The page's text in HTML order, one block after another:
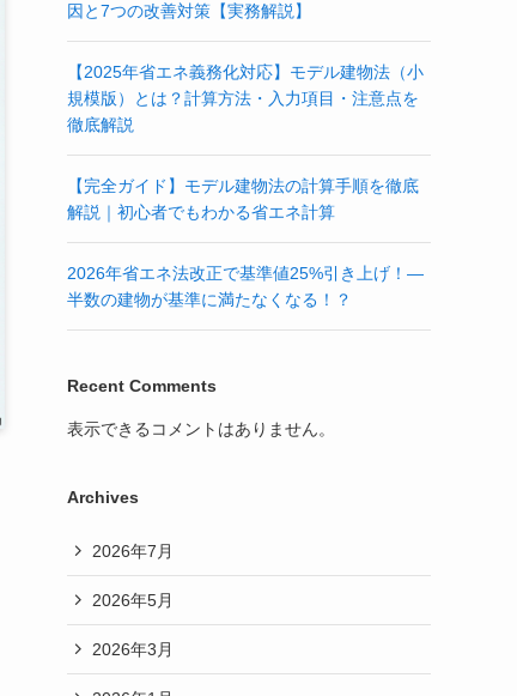
因と7つの改善対策【実務解説】
【2025年省エネ義務化対応】モデル建物法（小
規模版）とは？計算方法・入力項目・注意点を
徹底解説
【完全ガイド】モデル建物法の計算手順を徹底
解説｜初心者でもわかる省エネ計算
2026年省エネ法改正で基準値25%引き上げ！—
半数の建物が基準に満たなくなる！？
Recent Comments
表示できるコメントはありません。
Archives
2026年7月
2026年5月
2026年3月